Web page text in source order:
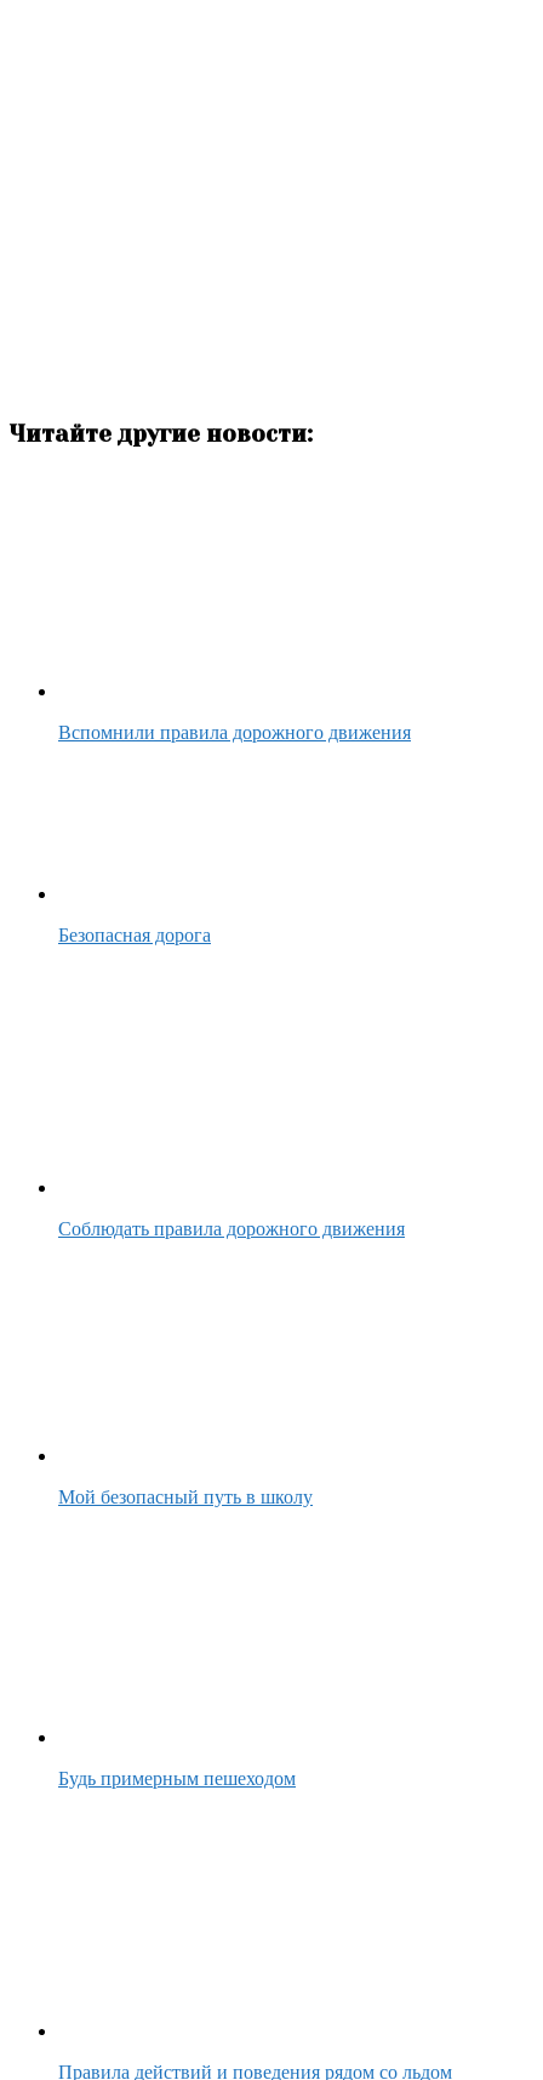
Читайте другие новости:
Вспомнили правила дорожного движения
Безопасная дорога
Соблюдать правила дорожного движения
Мой безопасный путь в школу
Будь примерным пешеходом
Правила действий и поведения рядом со льдом